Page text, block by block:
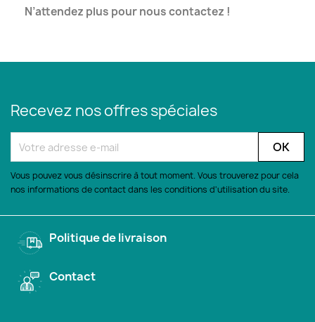
N’attendez plus pour nous contactez !
Recevez nos offres spéciales
Vous pouvez vous désinscrire à tout moment. Vous trouverez pour cela
nos informations de contact dans les conditions d'utilisation du site.
Politique de livraison
Contact